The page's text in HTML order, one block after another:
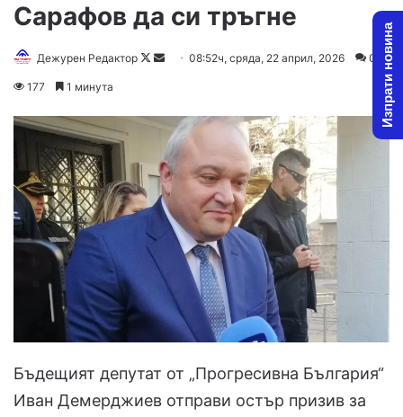
Сарафов да си тръгне
Дежурен Редактор
Follow
Send08:52ч, сряда, 22 април, 2026 0
177 1 минута
Бъдещият депутат от „Прогресивна България“
Иван Демерджиев отправи остър призив за
Изпрати новина